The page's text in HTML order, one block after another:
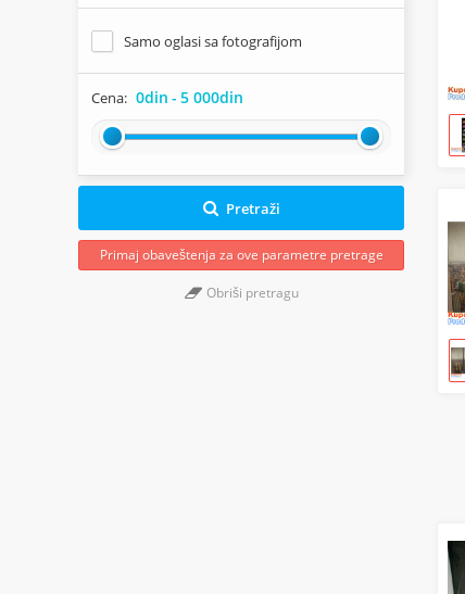
Samo oglasi sa fotografijom
Cena: 0din - 5 000din
Pretraži
Primaj obaveštenja za ove parametre pretrage
Obriši pretragu